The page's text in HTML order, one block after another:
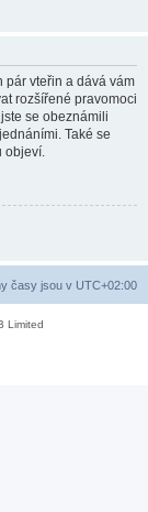
pár vteřin a dává vám
rozšířené pravomoci
se obeznámili
Také se
objeví.
časy jsou v UTC+02:00
Limited